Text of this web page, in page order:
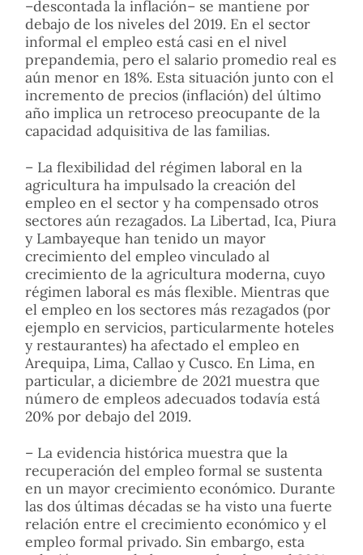
–descontada la inflación– se mantiene por
debajo de los niveles del 2019. En el sector
informal el empleo está casi en el nivel
prepandemia, pero el salario promedio real es
aún menor en 18%. Esta situación junto con el
incremento de precios (inflación) del último
año implica un retroceso preocupante de la
capacidad adquisitiva de las familias.
– La flexibilidad del régimen laboral en la
agricultura ha impulsado la creación del
empleo en el sector y ha compensado otros
sectores aún rezagados. La Libertad, Ica, Piura
y Lambayeque han tenido un mayor
crecimiento del empleo vinculado al
crecimiento de la agricultura moderna, cuyo
régimen laboral es más flexible. Mientras que
el empleo en los sectores más rezagados (por
ejemplo en servicios, particularmente hoteles
y restaurantes) ha afectado el empleo en
Arequipa, Lima, Callao y Cusco. En Lima, en
particular, a diciembre de 2021 muestra que
número de empleos adecuados todavía está
20% por debajo del 2019.
– La evidencia histórica muestra que la
recuperación del empleo formal se sustenta
en un mayor crecimiento económico. Durante
las dos últimas décadas se ha visto una fuerte
relación entre el crecimiento económico y el
empleo formal privado. Sin embargo, esta